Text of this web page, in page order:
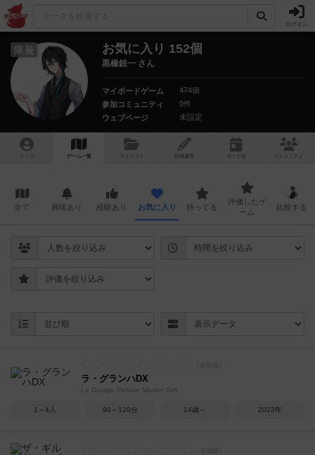
ログイン
隊長 お気に入り 152個
黒橡鋭一 さん
マイボードゲーム
474個
参加コミュニティ
0件
ウェブページ
未設定
トップ ゲーム一覧 マイリスト 投稿履歴 ボ ドゲ コミュニティ
全て 興味あり 経験あり お気に入り 持ってる
評価したゲ
ーム
比較する
ラ・グランハDX
La Granja: Deluxe Master Set
1～4人 90～120分 14歳～ 2023年